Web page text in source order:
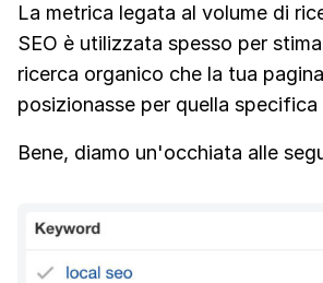
La metrica legata al volume di
SEO è utilizzata spesso per
ricerca organico che la tua
posizionasse per quella specifica
Bene, diamo un'occhiata alle